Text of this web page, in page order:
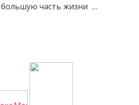
часть жизни …